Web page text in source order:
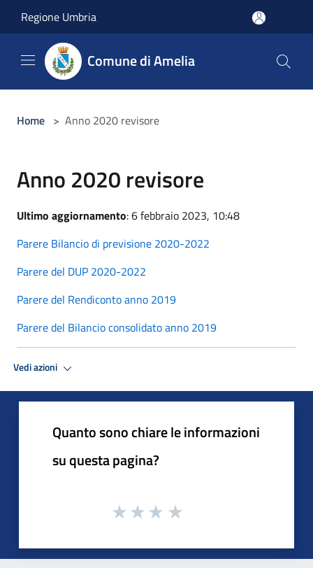
Regione Umbria
Comune di Amelia
Home > Anno 2020 revisore
Anno 2020 revisore
Ultimo aggiornamento: 6 febbraio 2023, 10:48
Parere Bilancio di previsione 2020-2022
Parere del DUP 2020-2022
Parere del Rendiconto anno 2019
Parere del Bilancio consolidato anno 2019
Vedi azioni
Quanto sono chiare le informazioni
su questa pagina?